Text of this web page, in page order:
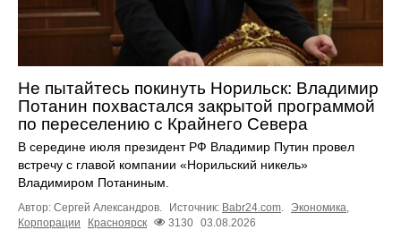
Не пытайтесь покинуть Норильск: Владимир
Потанин похвастался закрытой программой
по переселению с Крайнего Севера
В середине июля президент РФ Владимир Путин провел
встречу с главой компании «Норильский никель»
Владимиром Потаниным.
Автор: Сергей Александров. Источник: Babr24.com. Экономика,
Корпорации
Красноярск 3130 03.08.2026